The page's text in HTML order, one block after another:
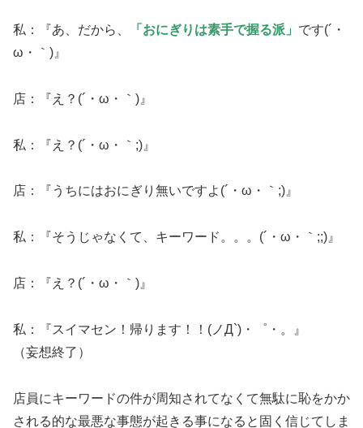
私：『あ、だから、 「おにぎりは素手で握る派」 です(´・
ω・｀)』
店：『え？(´・ω・｀)』
私：『え？(´・ω・｀;)』
店：『うちにはおにぎり無いですよ(´・ω・｀;)』
私：『そうじゃなくて、キーワード。。。(´・ω・｀;;)』
店：『え？(´・ω・｀)』
私：『スイマセン！帰ります！！(ノД`)・゜・。』
（妄想終了）
店員にキーワードの件が周知されてなくて無駄に恥をかか
される的な最悪な事態が起きる事になると固く信じてしま